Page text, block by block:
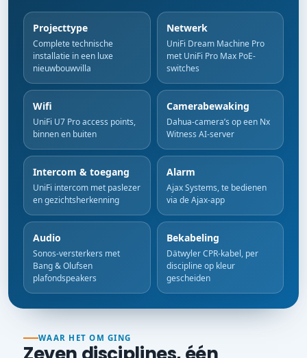
Projecttype
Complete technische
installatie in een luxe
nieuwbouwvilla
Netwerk
UniFi Dream Machine Pro
met UniFi Pro Max PoE-
switches
Wifi
UniFi U7 Pro access points,
binnen en buiten
Camerabewaking
Dahua-camera’s op een Nx
Witness AI-server
Intercom & toegang
UniFi intercom met paslezer
en gezichtsherkenning
Alarm
Ajax Systems, te bedienen
via de Ajax-app
Audio
Sonos-versterkers met
Bang & Olufsen
plafondspeakers
Bekabeling
Dätwyler CPR-kabel, per
discipline op kleur
gescheiden
WAAR HET OM GING